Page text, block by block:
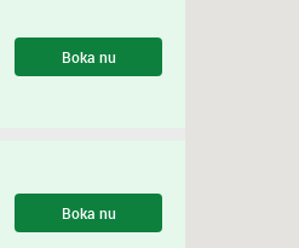
Boka nu
Boka nu